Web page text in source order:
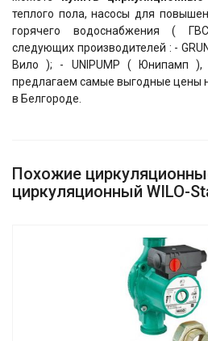
теплого пола, насосы для
горячего водоснабжения (
следующих производителей : -
Вило ); - UNIPUMP ( Юнипамп ),
предлагаем самые выгодные цены
в Белгороде.
Похожие
циркуляционный WILO-